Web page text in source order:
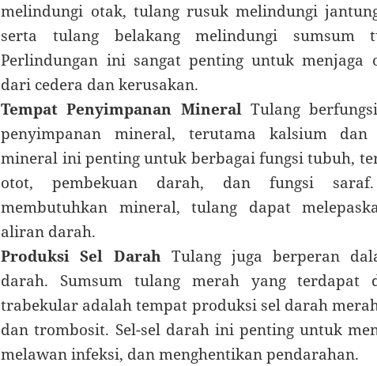
melindungi otak, tulang rusuk melindungi
serta tulang belakang melindungi sumsum
Perlindungan ini sangat penting untuk menjaga
dari cedera dan kerusakan.
Tempat Penyimpanan MineralTulang
penyimpanan mineral, terutama kalsium
mineral ini penting untuk berbagai fungsi tubuh,
otot, pembekuan darah, dan fungsi
membutuhkan mineral, tulang dapat
aliran darah.
Produksi Sel DarahTulang juga berperan
darah. Sumsum tulang merah yang terdapat
trabekular adalah tempat produksi sel darah
dan trombosit. Sel-sel darah ini penting untuk
melawan infeksi, dan menghentikan pendarahan.